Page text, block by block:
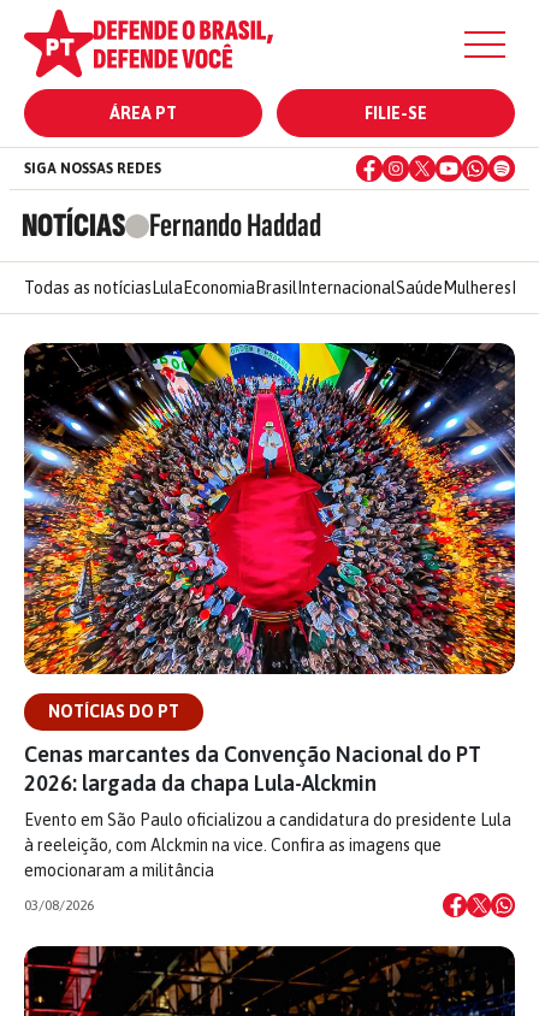
ÁREA PT FILIE-SE
NOTÍCIAS Fernando Haddad
SIGA NOSSAS REDES
Todas as notícias Lula Economia Brasil InternacionalSaúde Mulheres
NOTÍCIAS DO PT
Cenas marcantes da Convenção Nacional do PT
2026: largada da chapa Lula-Alckmin
Evento em São Paulo oficializou a candidatura do presidente Lula
à reeleição, com Alckmin na vice. Confira as imagens que
emocionaram a militância
03/08/2026